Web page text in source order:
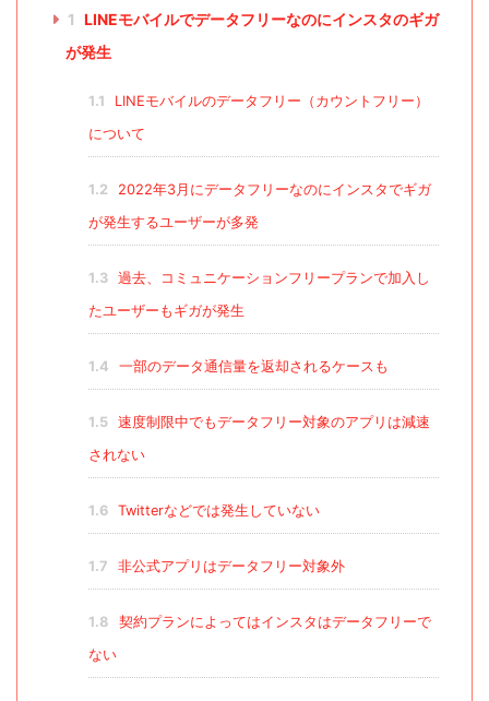
1 LINEモバイルでデータフリーなのにインスタのギガ
が発生
1.1
LINEモバイルのデータフリー（カウントフリー）
について
1.2
2022年3月にデータフリーなのにインスタでギガ
が発生するユーザーが多発
1.3
過去、コミュニケーションフリープランで加入し
たユーザーもギガが発生
1.4 一部のデータ通信量を返却されるケースも
1.5
速度制限中でもデータフリー対象のアプリは減速
されない
1.6 Twitterなどでは発生していない
1.7 非公式アプリはデータフリー対象外
1.8
契約プランによってはインスタはデータフリーで
ない